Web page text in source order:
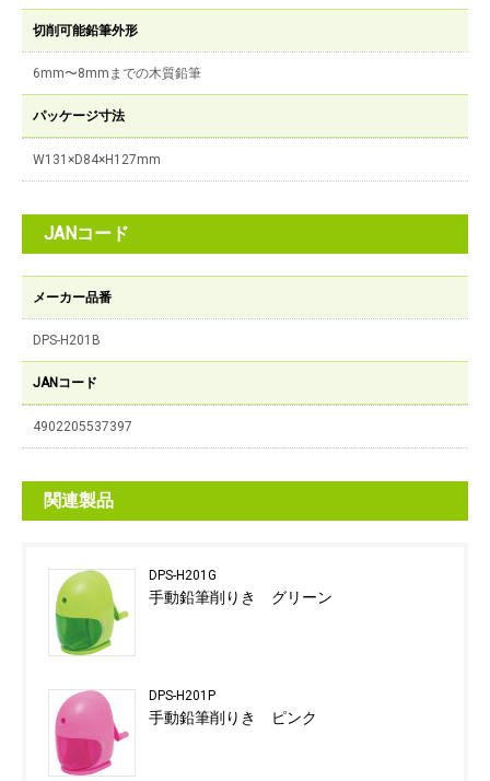
切削可能鉛筆外形
6mm〜8mmまでの木質鉛筆
パッケージ寸法
W131×D84×H127mm
JANコード
メーカー品番
DPS-H201B
JANコード
4902205537397
関連製品
DPS-H201G
手動鉛筆削りき グリーン
DPS-H201P
手動鉛筆削りき ピンク